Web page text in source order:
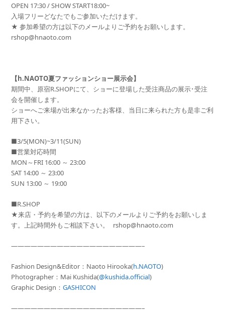
OPEN 17:30 / SHOW START18:00~
入場フリーどなたでもご参加いただけます。
★ 参加希望の方は以下のメールよりご予約をお願いします。
rshop@hnaoto.com
【h.NAOTO夏ファッションショー展示会】
期間中、原宿R.SHOPにて、ショーに登場した受注商品の展示･受注
会を開催します。
ショーへご来場が出来なかったお客様、当日に来られた方も是非ご利
用下さい。
■3/5(MON)~3/11(SUN)
■営業対応時間
MON～FRI 16:00 ～ 23:00
SAT 14:00 ～ 23:00
SUN 13:00 ～ 19:00
■R.SHOP
★来店・予約を希望の方は、以下のメールよりご予約をお願いしま
す。上記時間外もご相談下さい。 rshop@hnaoto.com
————————————————————–
Fashion Design&Editor：Naoto Hirooka(h.NAOTO)
Photographer ：Mai Kushida(@kushida.official)
Graphic Design：GASHICON
————————————————————–